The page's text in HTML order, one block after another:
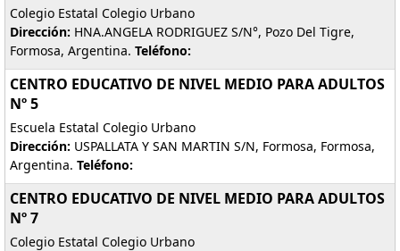
Colegio Estatal Colegio Urbano
Dirección: HNA.ANGELA RODRIGUEZ S/N°, Pozo Del Tigre,
Formosa, Argentina. Teléfono:
CENTRO EDUCATIVO DE NIVEL MEDIO PARA ADULTOS
Nº 5
Escuela Estatal Colegio Urbano
Dirección: USPALLATA Y SAN MARTIN S/N, Formosa, Formosa,
Argentina. Teléfono:
CENTRO EDUCATIVO DE NIVEL MEDIO PARA ADULTOS
Nº 7
Colegio Estatal Colegio Urbano